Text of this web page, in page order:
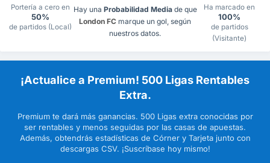
Portería a cero en
50%
de partidos (Local)
Hay una Probabilidad Mediade que
London FC marque un gol, según
nuestros datos.
Ha marcado en
100%
de partidos
(Visitante)
¡Actualice a Premium! 500 Ligas Rentables
Extra.
Premium te dará más ganancias. 500 Ligas extra conocidas por
ser rentables y menos seguidas por las casas de apuestas.
Además, obtendrás estadísticas de Córner y Tarjeta junto con
descargas CSV. ¡Suscríbase hoy mismo!